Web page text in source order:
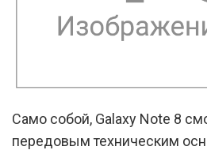
Само собой, Galaxy Note 8
передовым техническим